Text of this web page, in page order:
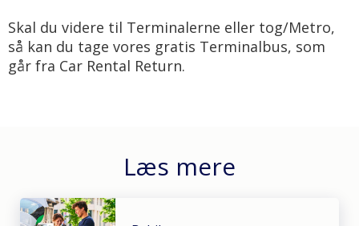
Skal du videre til Terminalerne eller tog/Metro,
så kan du tage vores gratis Terminalbus, som
går fra Car Rental Return.
Læs mere